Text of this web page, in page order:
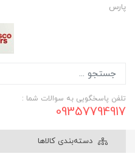
پارس
تلفن پاسخگویی به سوالات شما :
09357794917
دسته‌بندی کالاها